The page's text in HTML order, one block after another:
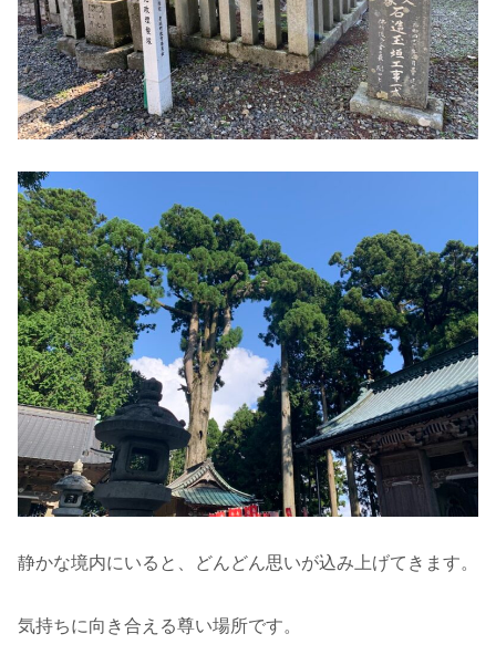
静かな境内にいると、どんどん思いが込み上げてきます。
気持ちに向き合える尊い場所です。